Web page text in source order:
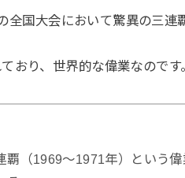
国大会において驚異の三連
おり、世界的な偉業なのです
（1969～1971年）という偉